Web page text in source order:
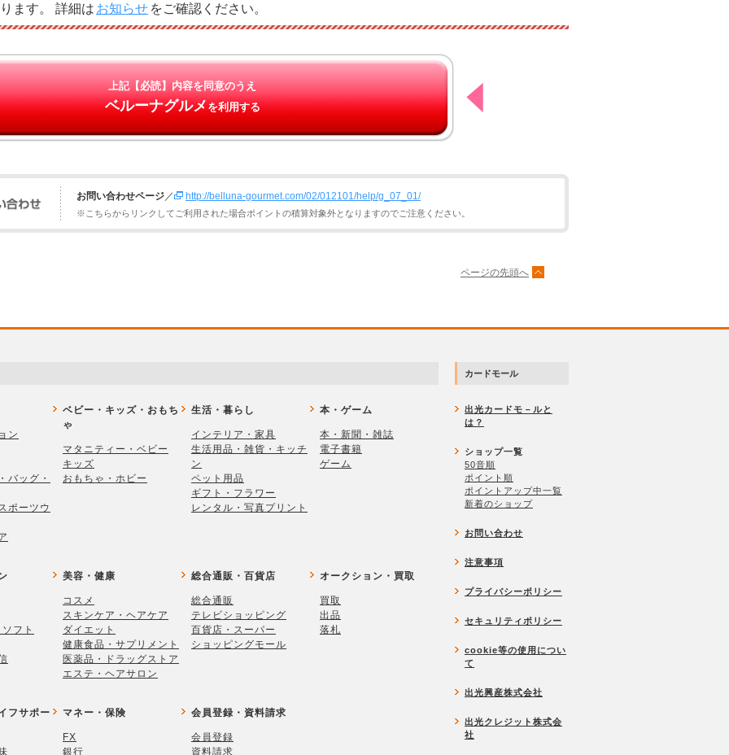
ます。 詳細は お知らせ をご確認ください。
上記【必読】内容を同意のうえ
ベルーナグルメを利用する
お問い合わせページ ／ http://belluna-gourmet.com/02/012101/help/g_07_01/
※こちらからリンクしてご利用された場合ポイントの積算対象外となりますのでご注意ください。
ページの先頭へ
ン
バッグ・
ポーツウ
ベビー・キッズ・おもち
ゃ
マタニティー・ベビー
キッズ
おもちゃ・ホビー
生活・暮らし
インテリア・家具
生活用品・雑貨・キッチ
ン
ペット用品
ギフト・フラワー
レンタル・写真プリント
本・ゲーム
本・新聞・雑誌
電子書籍
ゲーム
フト
美容・健康
コスメ
スキンケア・ヘアケア
ダイエット
健康食品・サプリメント
医薬品・ドラッグストア
エステ・ヘアサロン
総合通販・百貨店
総合通販
テレビショッピング
百貨店・スーパー
ショッピングモール
オークション・買取
買取
出品
落札
フサポー マネー・保険
FX
銀行
会員登録・資料請求
会員登録
資料請求
カードモール
出光カードモ－ルと
は？
ショップ一覧
50音順
ポイント順
ポイントアップ中一覧
新着のショップ
お問い合わせ
注意事項
プライバシーポリシー
セキュリティポリシー
cookie等の使用につい
て
出光興産株式会社
出光クレジット株式会
社